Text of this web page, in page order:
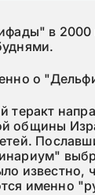
в 2000
о
теракт
общины
известно,
именно